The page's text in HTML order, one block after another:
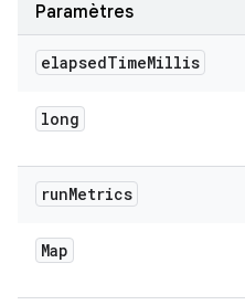
Paramètres
elapsedTimeMillis
long
runMetrics
Map